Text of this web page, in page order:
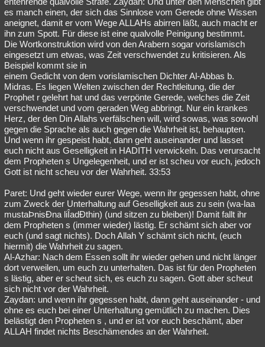
es manch einen, der sich das Sinnlose vom Gerede ohne Wissen
aneignet, damit er vom Wege ALLAHs abirren läßt, auch macht er
ihn zum Spott. Für diese ist eine qualvolle Peinigung bestimmt.
Die Wortkonstruktion wird von den Arabern sogar vorislamisch
eingesetzt um etwas, was Zeit verschwendet zu kritisieren. Als
Beispiel kommt sie in
einem Gedicht von dem vorislamischen Dichter Al-Abbas b.
Midras. Es liegen Welten zwischen der Rechtleitung, die der
Prophet r gelehrt hat und das verpönte Gerede, welches die Zeit
verschwendet und vom geraden Weg abbringt. Nur ein krankes
Herz, der den Din Allahs verfälschen will, wird sowas, was sowohl
gegen die Sprache als auch gegen die Wahrheit ist, behaupten.
Und wenn ihr gespeist habt, dann geht auseinander und lasset
euch nicht aus Geselligkeit in HADITH verwickeln. Das verursacht
dem Propheten s Ungelegenheit, und er ist scheu vor euch, jedoch
Gott ist nicht scheu vor der Wahrheit. 33:53
Paret: Und geht wieder eurer Wege, wenn ihr gegessen habt, ohne
zum Zweck der Unterhaltung auf Geselligkeit aus zu sein (wa-laa
mustaÞnisÐna liÎadÐthin) (und sitzen zu bleiben)! Damit fallt ihr
dem Propheten s (immer wieder) lästig. Er schämt sich aber vor
euch (und sagt nichts). Doch Allah Y schämt sich nicht, (euch
hiermit) die Wahrheit zu sagen.
Al-Azhar: Nach dem Essen sollt ihr wieder gehen und nicht länger
dort verweilen, um euch zu unterhalten. Das ist für den Propheten
s lästig, aber er scheut sich, es euch zu sagen. Gott aber scheut
sich nicht vor der Wahrheit.
Zaydan: und wenn ihr gegessen habt, dann geht auseinander - und
ohne es euch bei einer Unterhaltung gemütlich zu machen. Dies
belästigt den Propheten s , und er ist vor euch beschämt, aber
ALLAH findet nichts Beschämendes an der Wahrheit.